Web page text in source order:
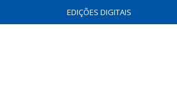
EDIÇÕES DIGITAIS